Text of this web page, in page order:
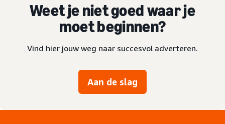
Weet je niet goed waar je
moet beginnen?
Vind hier jouw weg naar succesvol adverteren.
Aan de slag